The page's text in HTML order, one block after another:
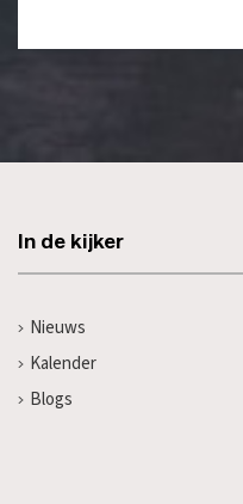
In de kijker
Nieuws
Kalender
Blogs